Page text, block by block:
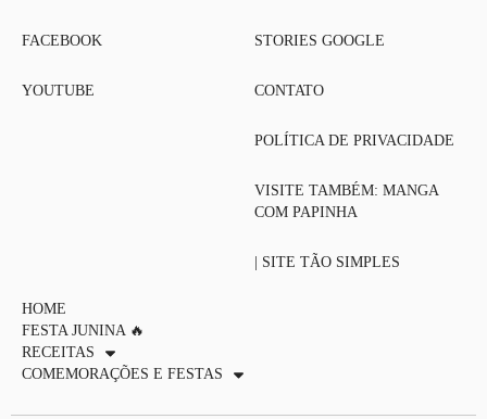
FACEBOOK
YOUTUBE
STORIES GOOGLE
CONTATO
POLÍTICA DE PRIVACIDADE
VISITE TAMBÉM: MANGA
COM PAPINHA
| SITE TÃO SIMPLES
HOME
FESTA JUNINA 🔥
RECEITAS
COMEMORAÇÕES E FESTAS